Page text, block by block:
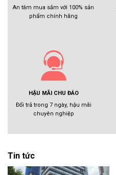
An tâm mua sắm với 100% sản
phẩm chính hãng
HẬU MÃI CHU ĐÁO
Đổi trả trong 7 ngày, hậu mãi
chuyên nghiệp
Tin tức